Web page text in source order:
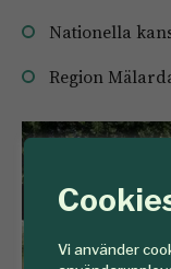
Vi använder
Nationella
Region